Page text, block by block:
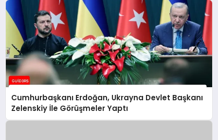
Cumhurbaşkanı Erdoğan, Ukrayna Devlet Başkanı
Zelenskiy İle Görüşmeler Yaptı